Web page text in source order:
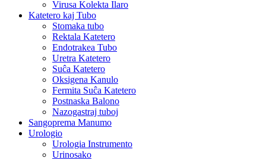
Virusa Kolekta Ilaro
Katetero kaj Tubo
Stomaka tubo
Rektala Katetero
Endotrakea Tubo
Uretra Katetero
Suĉa Katetero
Oksigena Kanulo
Fermita Suĉa Katetero
Postnaska Balono
Nazogastraj tuboj
Sangoprema Manumo
Urologio
Urologia Instrumento
Urinosako